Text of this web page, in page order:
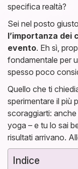
specifica realtà?
Sei nel posto
l’importanza dei
evento. Eh sì,
fondamentale per
spesso poco
Quello che ti
sperimentare il più
scoraggiarti:
yoga – e tu lo sai
risultati arrivano.
Indice